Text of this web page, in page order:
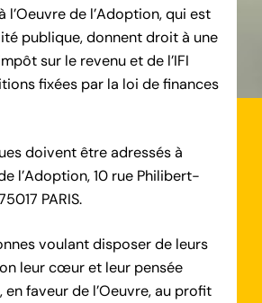
l’Oeuvre de l’Adoption, qui est
publique, donnent droit à une
sur le revenu et de l’IFI
fixées par la loi de finances
doivent être adressés à
l’Adoption, 10 rue Philibert-
PARIS.
voulant disposer de leurs
leur cœur et leur pensée
en faveur de l’Oeuvre, au profit